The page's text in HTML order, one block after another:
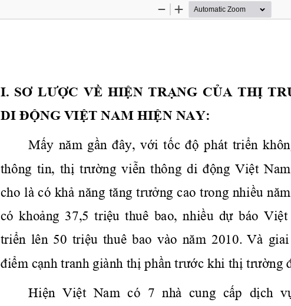
Zoom
Zoom
I. SƠ LƯỢC VỀ HIỆN TRẠNG CỦA THỊ
DI ĐỘNG VIỆT NAM HIỆN NAY:
Mấy năm gần đây, với tốc độ
  phát
triển
thông  tin,
thị trường viễn
  thông  di
động Việt
  Nam
cho là có khả năng tăng trưởng cao trong nhiều năm
có khoảng
  37,5
triệu
  thuê  bao,
nhiều dự
  báo
Việt
triển
  lên  50
triệu
  thuê  bao  vào
năm
  2010.
Và  giai
điểm cạnh tranh giành thị phần trước khi thị trường
Hiện Việt
  Nam  có  7  nhà  cung
cấp dịch